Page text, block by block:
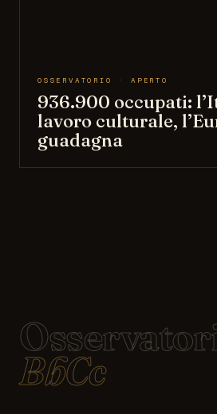
OSSERVATORIO · APERTO
936.900 occupati:
lavoro culturale,
guadagna
BbCc